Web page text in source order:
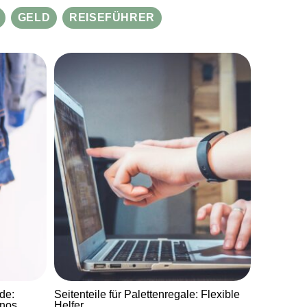
GELD REISEFÜHRER
Seitenteile für Palettenregale: Flexible